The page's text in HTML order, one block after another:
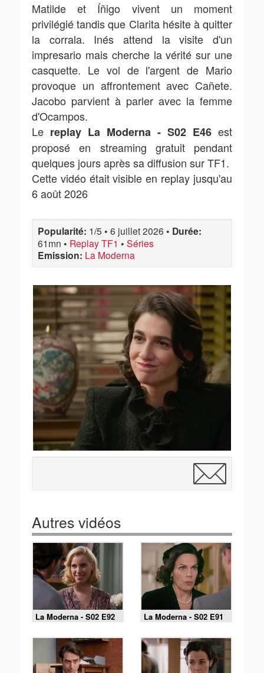
Matilde et Íñigo vivent un moment
privilégié tandis que Clarita hésite à quitter
la corrala. Inés attend la visite d'un
impresario mais cherche la vérité sur une
casquette. Le vol de l'argent de Mario
provoque un affrontement avec Cañete.
Jacobo parvient à parler avec la femme
d'Ocampos.
Le replay La Moderna - S02 E46 est
proposé en streaming gratuit pendant
quelques jours après sa diffusion sur TF1.
Cette vidéo était visible en replay jusqu'au
6 août 2026
Popularité: 1/5 • 6 juillet 2026 • Durée:
61mn • Replay TF1 • Séries
Emission: La Moderna
Autres vidéos
La Moderna - S02 E92 La Moderna - S02 E91